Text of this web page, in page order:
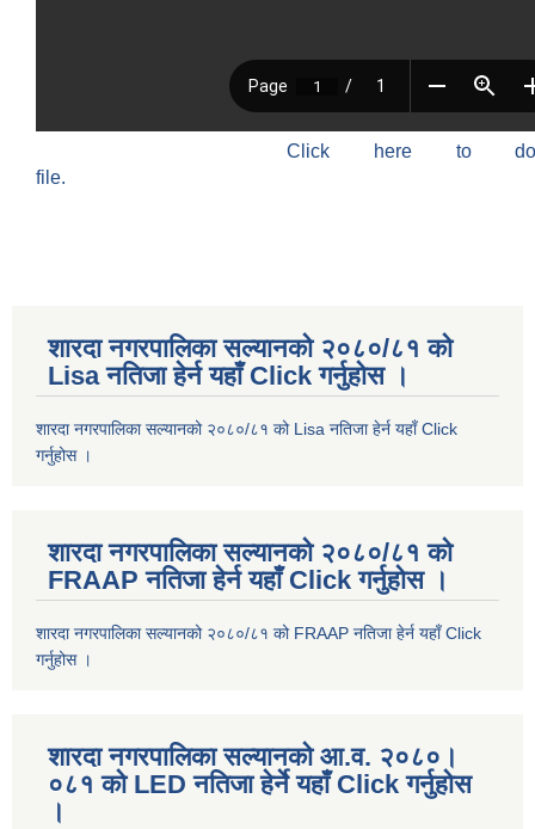
Click here to
file.
शारदा नगरपालिका सल्यानको २०८०/८१ को
Lisa नतिजा हेर्न यहाँ Click गर्नुहोस ।
शारदा नगरपालिका सल्यानको २०८०/८१ को Lisa नतिजा हेर्न यहाँ Click
गर्नुहोस ।
शारदा नगरपालिका सल्यानको २०८०/८१ को
FRAAP नतिजा हेर्न यहाँ Click गर्नुहोस ।
शारदा नगरपालिका सल्यानको २०८०/८१ को FRAAP नतिजा हेर्न यहाँ Click
गर्नुहोस ।
शारदा नगरपालिका सल्यानको आ.व. २०८०।
०८१ को LED नतिजा हेर्ने यहाँ Click गर्नुहोस
।